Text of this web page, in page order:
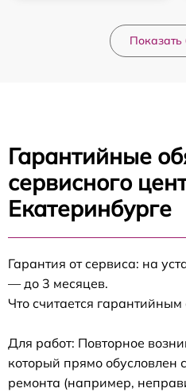
Гарантийные
сервисного
Екатеринбурге
Гарантия от сервиса: на
— до 3 месяцев.
Что считается гарантийным
Для работ: Повторное
который прямо обусловлен
ремонта (например,